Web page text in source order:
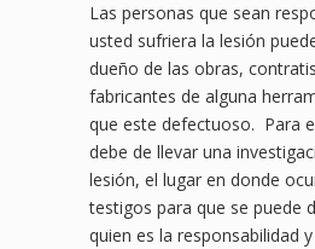
Las personas que sean
usted sufriera la lesión
dueño de las obras,
fabricantes de alguna
que este defectuoso. Para
debe de llevar una
lesión, el lugar en donde
testigos para que se puede
quien es la responsabilidad